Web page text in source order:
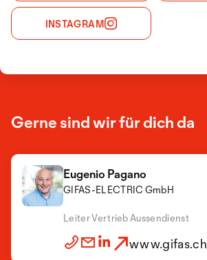
INSTAGRAM
Gerne sind wir für dich da
Eugenio Pagano
GIFAS-ELECTRIC GmbH
Leiter Vertrieb Aussendienst
www.gifas.ch